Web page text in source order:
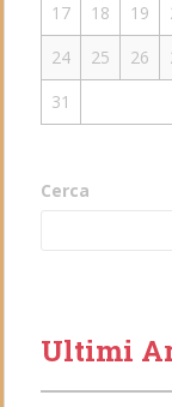
17
18 19
24
25 26
31
Cerca
Ultimi